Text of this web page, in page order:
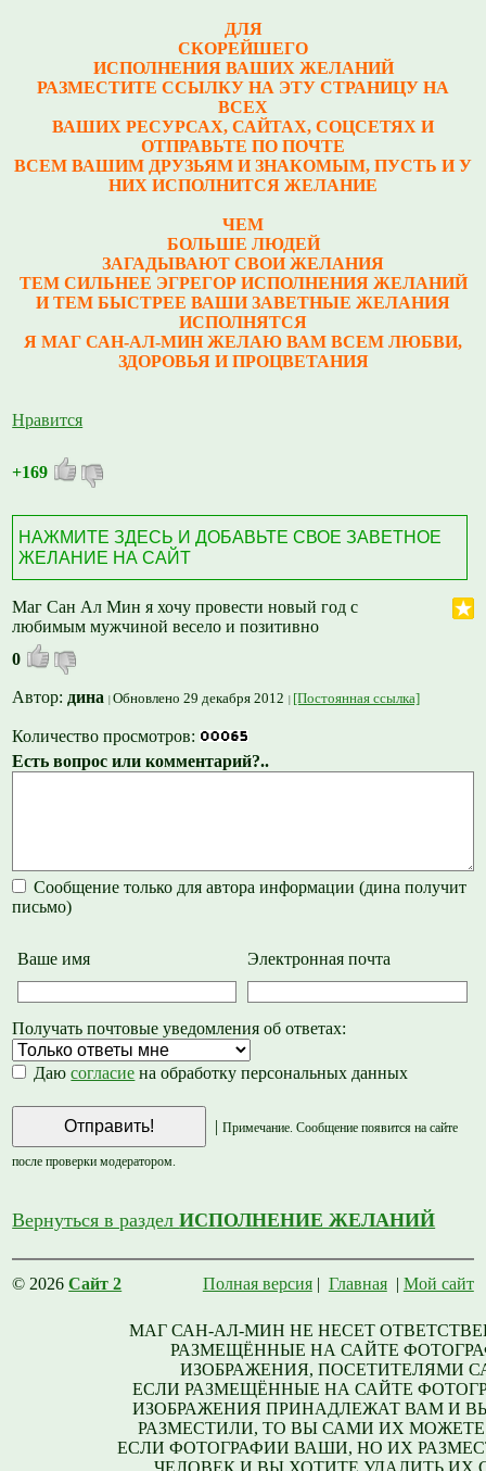
ДЛЯ
СКОРЕЙШЕГО
ИСПОЛНЕНИЯ ВАШИХ ЖЕЛАНИЙ
РАЗМЕСТИТЕ ССЫЛКУ НА ЭТУ СТРАНИЦУ НА
ВСЕХ
ВАШИХ РЕСУРСАХ, САЙТАХ, СОЦСЕТЯХ И
ОТПРАВЬТЕ ПО ПОЧТЕ
ВСЕМ ВАШИМ ДРУЗЬЯМ И ЗНАКОМЫМ, ПУСТЬ И У
НИХ ИСПОЛНИТСЯ ЖЕЛАНИЕ
ЧЕМ
БОЛЬШЕ ЛЮДЕЙ
ЗАГАДЫВАЮТ СВОИ ЖЕЛАНИЯ
ТЕМ СИЛЬНЕЕ ЭГРЕГОР ИСПОЛНЕНИЯ ЖЕЛАНИЙ
И ТЕМ БЫСТРЕЕ ВАШИ ЗАВЕТНЫЕ ЖЕЛАНИЯ
ИСПОЛНЯТСЯ
Я МАГ САН-АЛ-МИН ЖЕЛАЮ ВАМ ВСЕМ ЛЮБВИ,
ЗДОРОВЬЯ И ПРОЦВЕТАНИЯ
Нравится
+169
НАЖМИТЕ ЗДЕСЬ И ДОБАВЬТЕ СВОЕ ЗАВЕТНОЕ
ЖЕЛАНИЕ НА САЙТ
Маг Сан Ал Мин я хочу провести новый год с
любимым мужчиной весело и позитивно
0
Автор: дина Обновлено 29 декабря 2012 [Постоянная ссылка]
Количество просмотров:
Есть вопрос или комментарий?..
Сообщение только для автора информации (дина получит
письмо)
Ваше имя Электронная почта
Получать почтовые уведомления об ответах:
Даюсогласие на обработку персональных данных
| Примечание. Сообщение появится на сайте
после проверки модератором.
Вернуться в разделИСПОЛНЕНИЕ ЖЕЛАНИЙ
© 2026Сайт 2 Полная версия| Главная| Мой сайт
МАГ САН-АЛ-МИН НЕ НЕСЕТ
РАЗМЕЩЁННЫЕ НА САЙТЕ
ИЗОБРАЖЕНИЯ, ПОСЕТИТЕЛЯМИ
ЕСЛИ РАЗМЕЩЁННЫЕ НА САЙТЕ
ИЗОБРАЖЕНИЯ ПРИНАДЛЕЖАТ ВАМ И
РАЗМЕСТИЛИ, ТО ВЫ САМИ ИХ МОЖЕТЕ
ЕСЛИ ФОТОГРАФИИ ВАШИ, НО ИХ
ЧЕЛОВЕК И ВЫ ХОТИТЕ УДАЛИТЬ ИХ